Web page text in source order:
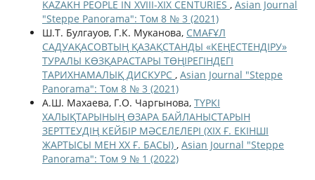
KAZAKH PEOPLE IN XVIII-XIX CENTURIES , Asian Journal
"Steppe Panorama": Том 8 № 3 (2021)
Ш.Т. Булгауов, Г.К. Муканова, СМАҒҰЛ
САДУАҚАСОВТЫҢ ҚАЗАҚСТАНДЫ «КЕҢЕСТЕНДІРУ»
ТУРАЛЫ КӨЗҚАРАСТАРЫ ТӨҢIРЕГIНДЕГI
ТАРИХНАМАЛЫҚ ДИСКУРС , Asian Journal "Steppe
Panorama": Том 8 № 3 (2021)
А.Ш. Махаева, Г.О. Чаргынова, ТҮРКІ
ХАЛЫҚТАРЫНЫҢ ӨЗАРА БАЙЛАНЫСТАРЫН
ЗЕРТТЕУДІҢ КЕЙБІР МӘСЕЛЕЛЕРІ (ХІХ Ғ. ЕКІНШІ
ЖАРТЫСЫ МЕН ХХ Ғ. БАСЫ) , Asian Journal "Steppe
Panorama": Том 9 № 1 (2022)